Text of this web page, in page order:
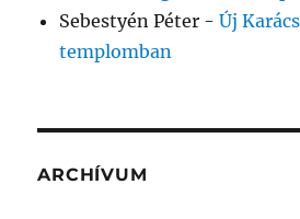
Sebestyén Péter -Új
templomban
ARCHÍVUM